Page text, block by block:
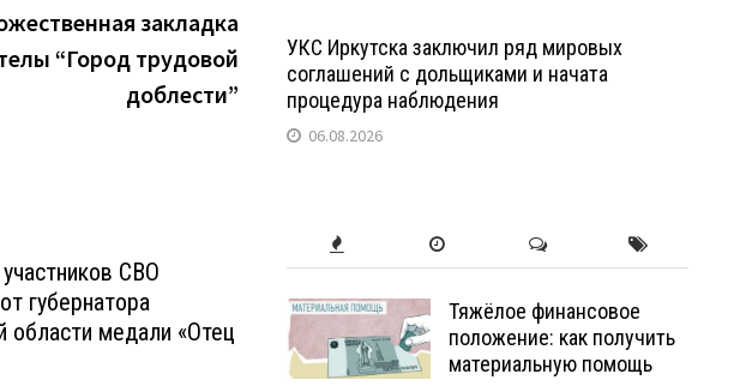
запись:
закладка
“Город трудовой
доблести”
СВО
губернатора
области медали «Отец
УКС Иркутска заключил ряд мировых
соглашений с дольщиками и начата
процедура наблюдения
06.08.2026
Тяжёлое финансовое
положение: как получить
материальную помощь